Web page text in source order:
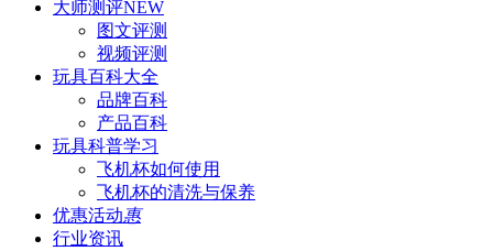
大师测评NEW
图文评测
视频评测
玩具百科大全
品牌百科
产品百科
玩具科普学习
飞机杯如何使用
飞机杯的清洗与保养
优惠活动惠
行业资讯